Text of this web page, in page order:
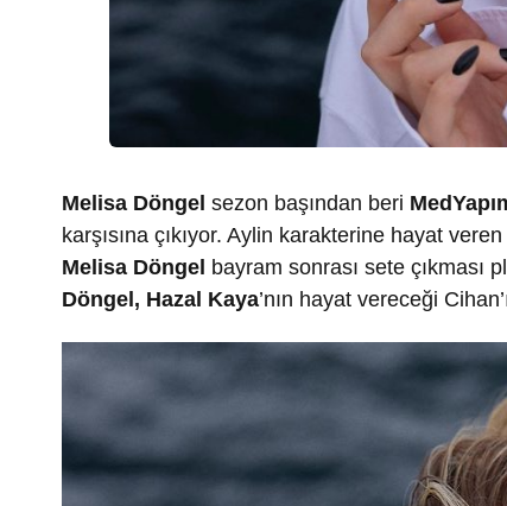
Melisa Döngel sezon başından beri
karşısına çıkıyor. Aylin karakterine hayat
Melisa Döngel bayram sonrası sete çıkması
Döngel, Hazal Kaya’nın hayat vereceği